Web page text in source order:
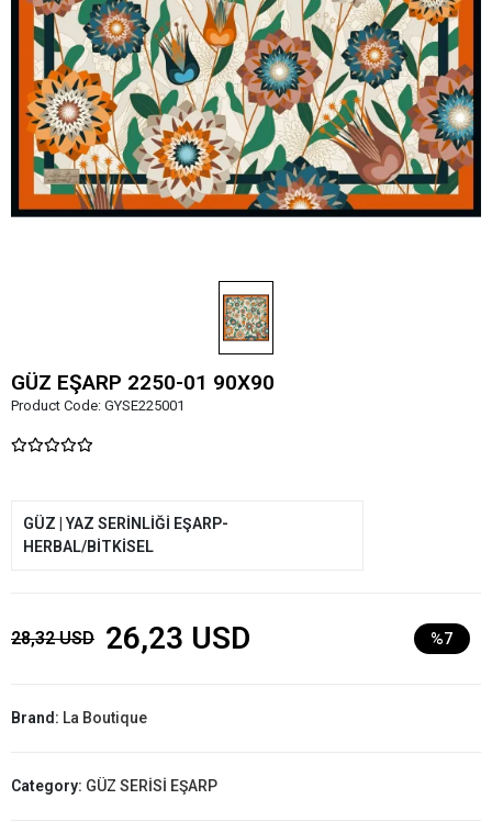
GÜZ EŞARP 2250-01 90X90
Product Code: GYSE225001
GÜZ | YAZ SERİNLİĞİ EŞARP-
HERBAL/BİTKİSEL
28,32 USD 26,23 USD %7
Brand: La Boutique
Category: GÜZ SERİSİ EŞARP